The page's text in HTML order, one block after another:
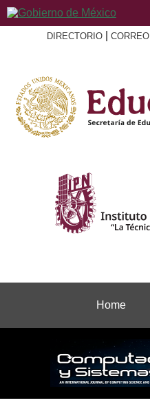
DIRECTORIO CORREO
Home